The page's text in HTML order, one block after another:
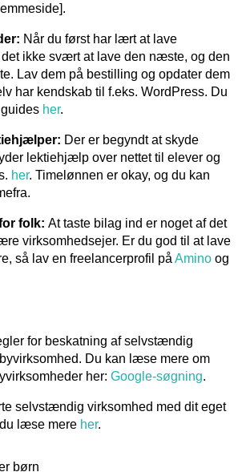
Når du først har lært at lave
det ikke svært at lave den næste, og den
Lav dem på bestilling og opdater dem
har kendskab til f.eks. WordPress. Du
her.
Der er begyndt at skyde
lektiehjælp over nettet til elever og
her. Timelønnen er okay, og du kan
folk: At taste bilag ind er noget af det
virksomhedsejer. Er du god til at lave
så lav en freelancerprofil på Amino og
for beskatning af selvstændig
Du kan læse mere om
her: Google-søgning.
selvstændig virksomhed med dit eget
læse mere her.